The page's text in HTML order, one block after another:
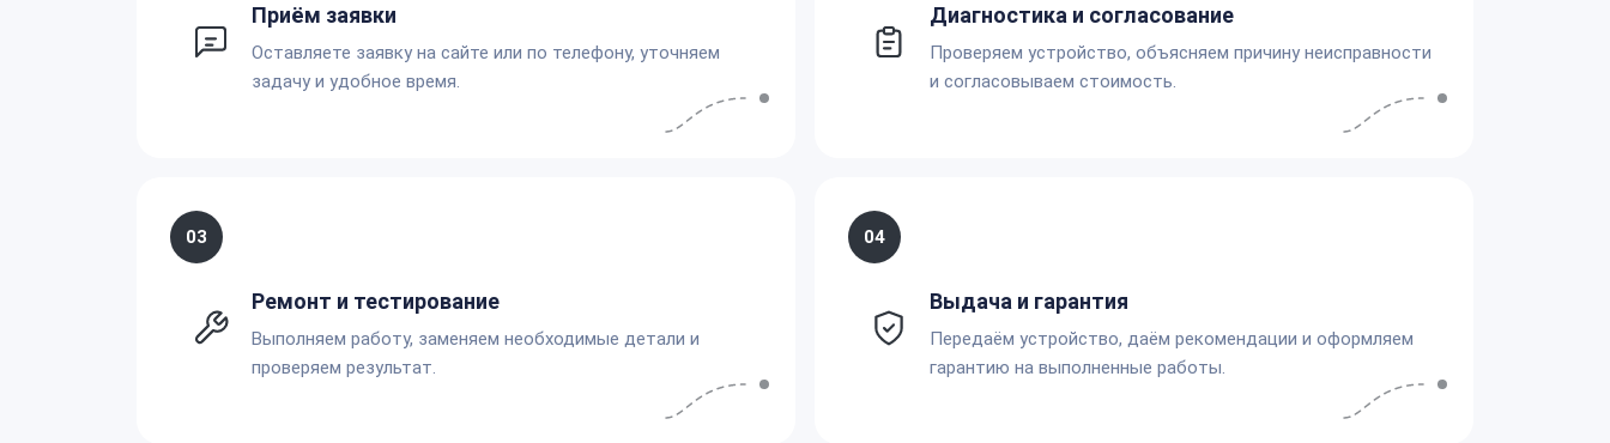
Приём заявки
Оставляете заявку на сайте или по телефону, уточняем
задачу и удобное время.
Диагностика и согласование
Проверяем устройство, объясняем причину неисправности
и согласовываем стоимость.
03
Ремонт и тестирование
Выполняем работу, заменяем необходимые детали и
проверяем результат.
04
Выдача и гарантия
Передаём устройство, даём рекомендации и оформляем
гарантию на выполненные работы.